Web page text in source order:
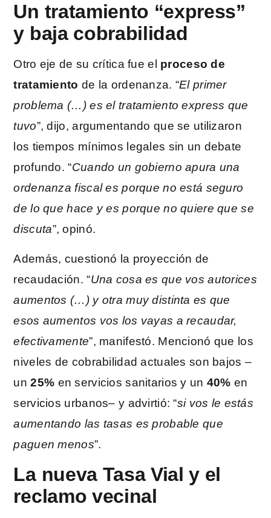
Un tratamiento “express”
y baja cobrabilidad
Otro eje de su crítica fue el proceso de
tratamiento de la ordenanza. “El primer
problema (…) es el tratamiento express que
tuvo”, dijo, argumentando que se utilizaron
los tiempos mínimos legales sin un debate
profundo. “Cuando un gobierno apura una
ordenanza fiscal es porque no está seguro
de lo que hace y es porque no quiere que se
discuta”, opinó.
Además, cuestionó la proyección de
recaudación. “Una cosa es que vos autorices
aumentos (…) y otra muy distinta es que
esos aumentos vos los vayas a recaudar,
efectivamente”, manifestó. Mencionó que los
niveles de cobrabilidad actuales son bajos –
un25% en servicios sanitarios y un 40% en
servicios urbanos– y advirtió: “si vos le estás
aumentando las tasas es probable que
paguen menos”.
La nueva Tasa Vial y el
reclamo vecinal